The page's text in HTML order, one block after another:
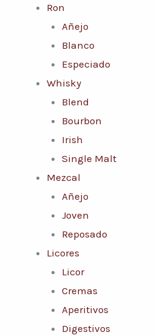
Ron
Añejo
Blanco
Especiado
Whisky
Blend
Bourbon
Irish
Single Malt
Mezcal
Añejo
Joven
Reposado
Licores
Licor
Cremas
Aperitivos
Digestivos